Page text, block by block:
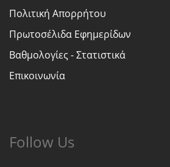
Πολιτική Απορρήτου
Πρωτοσέλιδα Εφημερίδων
Βαθμολογίες - Στατιστικά
Επικοινωνία
Follow Us